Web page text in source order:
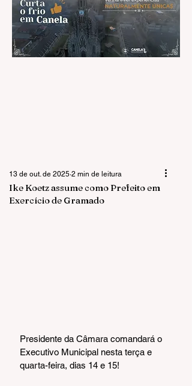
Ike Koetz assume como Prefeito em
Exercício de Gramado
13 de out. de 2025 2 min de leitura
Presidente da Câmara comandará o
Executivo Municipal nesta terça e
quarta-feira, dias 14 e 15!